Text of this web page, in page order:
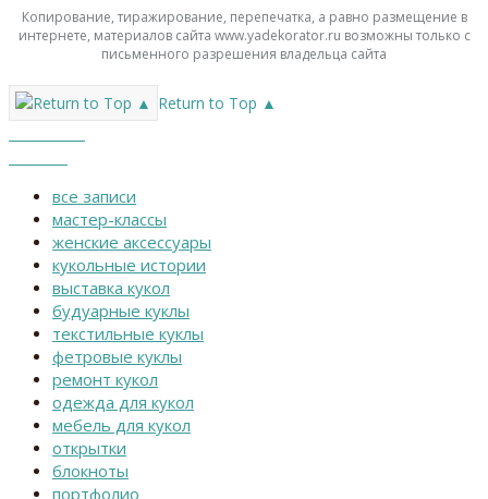
Копирование, тиражирование, перепечатка, а равно размещение в
интернете, материалов сайта www.yadekorator.ru возможны только с
письменного разрешения владельца сайта
Return to Top ▲
все записи
мастер-классы
женские аксессуары
кукольные истории
выставка кукол
будуарные куклы
текстильные куклы
фетровые куклы
ремонт кукол
одежда для кукол
мебель для кукол
открытки
блокноты
портфолио